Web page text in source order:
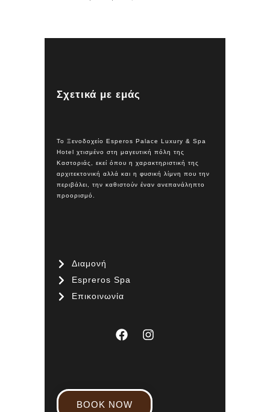
Σχετικά με εμάς
Το Ξενοδοχείο Esperos Palace Luxury & Spa
Hotel χτισμένο στη μαγευτική πόλη της
Καστοριάς, εκεί όπου η χαρακτηριστική της
αρχιτεκτονική αλλά και η φυσική λίμνη που την
περιβάλει, την καθιστούν έναν ανεπανάληπτο
προορισμό.
Διαμονή
Espreros Spa
Επικοινωνία
BOOK NOW